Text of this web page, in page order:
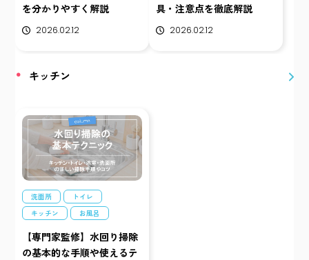
を分かりやすく解説
2026.02.12
具・注意点を徹底解説
2026.02.12
キッチン
洗面所
トイレ
キッチン
お風呂
【専門家監修】水回り掃除
の基本的な手順や使えるテ